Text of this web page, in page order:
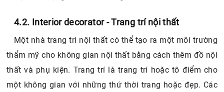
4.2. Interior decorator - Trang trí nội thất
Một nhà trang trí nội thất có thể tạo ra một môi trường
thẩm mỹ cho không gian nội thất bằng cách thêm đồ nội
thất và phụ kiện. Trang trí là trang trí hoặc tô điểm cho
một không gian với những thứ thời trang hoặc đẹp. Các